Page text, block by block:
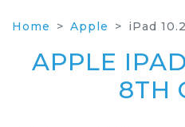
Home Apple iPad
APPLE
8TH